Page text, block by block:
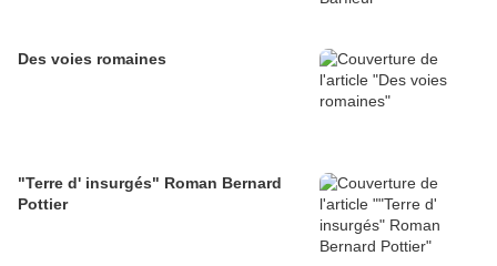
Des voies romaines
"Terre d' insurgés" Roman Bernard
Pottier